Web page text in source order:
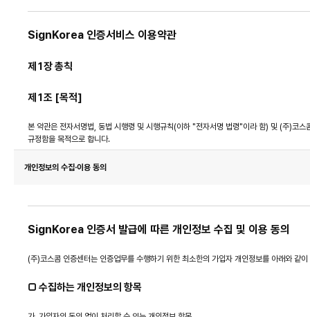
SignKorea 인증서비스 이용약관
제1장 총칙
제1조 [목적]
본 약관은 전자서명법, 동법 시행령 및 시행규칙(이하 "전자서명 법령"이라 함) 및 (주)
규정함을 목적으로 합니다.
제2조 [약관의 효력 및 변경]
2. SignKorea는 합리적인 사유가 발생될 경우에는 이 약관을 변경할 수 있으며 약관이
3. 가입자는 약관의 변경에 동의하지 않는 경우 인증서 폐지 등을 통해 인증서비스 이용
개인정보의 수집·이용 동의
SignKorea 인증서 발급에 따른 개인정보 수집 및 이용 동의
(주)코스콤 인증센터는 인증업무를 수행하기 위한 최소한의 가입자 개인정보를 아래와 같
□ 수집하는 개인정보의 항목